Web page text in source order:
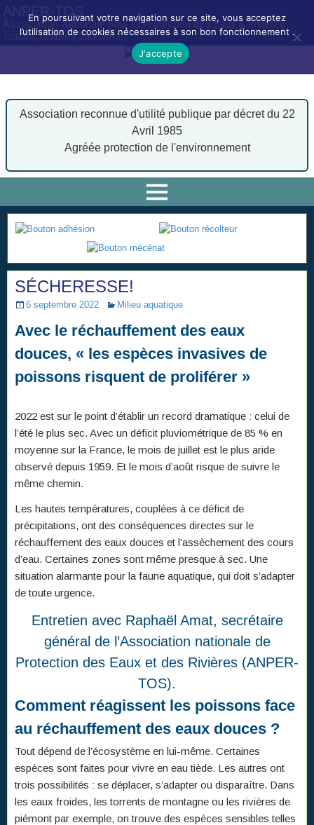
ANPER-TOS
Association Nationale pour la Protection des Eaux & Rivières
Truites, Ombres,Saumons
Association reconnue d'utilité publique par décret du 22
Avril 1985
Agréée protection de l'environnement
SÉCHERESSE!
6 septembre 2022 Milieu aquatique
Avec le réchauffement des eaux
douces, « les espèces invasives de
poissons risquent de proliférer »
2022 est sur le point d’établir un record dramatique : celui de
l’été le plus sec. Avec un déficit pluviométrique de 85 % en
moyenne sur la France, le mois de juillet est le plus aride
observé depuis 1959. Et le mois d’août risque de suivre le
même chemin.
Les hautes températures, couplées à ce déficit de
précipitations, ont des conséquences directes sur le
réchauffement des eaux douces et l’assèchement des cours
d’eau. Certaines zones sont même presque à sec. Une
situation alarmante pour la faune aquatique, qui doit s’adapter
de toute urgence.
Entretien avec Raphaël Amat, secrétaire
général de l’Association nationale de
Protection des Eaux et des Rivières (ANPER-
TOS).
Comment réagissent les poissons face
au réchauffement des eaux douces ?
Tout dépend de l’écosystème en lui-même. Certaines
espèces sont faites pour vivre en eau tiède. Les autres ont
trois possibilités : se déplacer, s’adapter ou disparaître. Dans
les eaux froides, les torrents de montagne ou les rivières de
piémont par exemple, on trouve des espèces sensibles telles
En poursuivant votre navigation sur ce site, vous acceptez
l’utilisation de cookies nécessaires à son bon fonctionnement .
J'accepte